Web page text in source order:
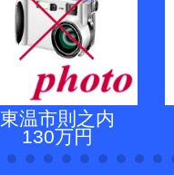
東温市則之内
130万円